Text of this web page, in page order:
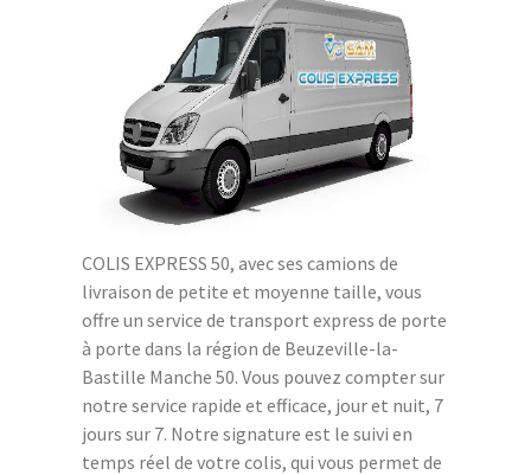
COLIS EXPRESS 50, avec ses camions de
livraison de petite et moyenne taille, vous
offre un service de transport express de porte
à porte dans la région de Beuzeville-la-
Bastille Manche 50. Vous pouvez compter sur
notre service rapide et efficace, jour et nuit, 7
jours sur 7. Notre signature est le suivi en
temps réel de votre colis, qui vous permet de